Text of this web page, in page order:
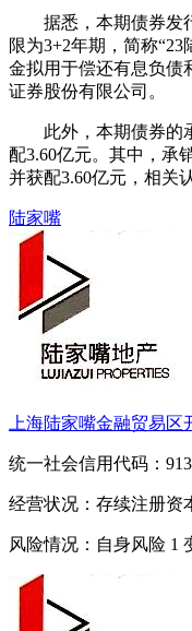
据悉，本期债券发行
限为3+2年期，简称“23
金拟用于偿还有息负债
证券股份有限公司。
此外，本期债券的承
配3.60亿元。其中，承
并获配3.60亿元，相关
陆家嘴
上海陆家嘴金融贸易区
统一社会信用代码：
经营状况：存续注册资
风险情况：自身风险 1